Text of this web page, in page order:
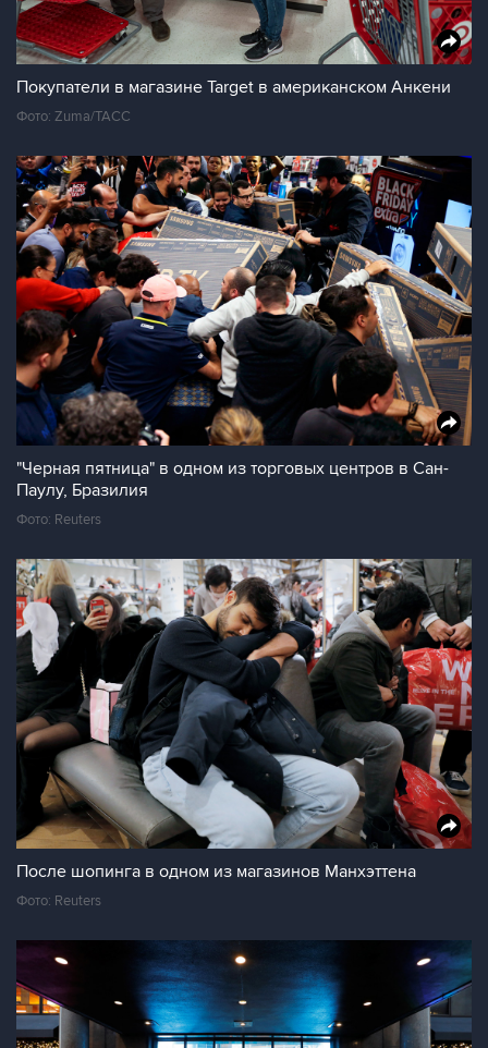
Покупатели в магазине Target в американском Анкени
Фото: Zuma/ТАСС
"Черная пятница" в одном из торговых центров в Сан-
Паулу, Бразилия
Фото: Reuters
После шопинга в одном из магазинов Манхэттена
Фото: Reuters